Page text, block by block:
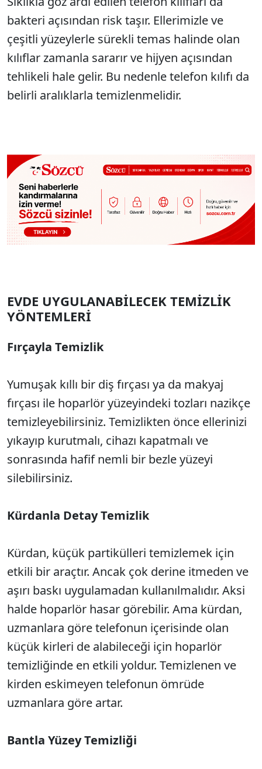
bakteri açısından risk taşır. Ellerimizle ve
çeşitli yüzeylerle sürekli temas halinde olan
kılıflar zamanla sararır ve hijyen açısından
tehlikeli hale gelir. Bu nedenle telefon kılıfı da
belirli aralıklarla temizlenmelidir.
EVDE UYGULANABİLECEK TEMİZLİK
YÖNTEMLERİ
Fırçayla Temizlik
Yumuşak kıllı bir diş fırçası ya da makyaj
fırçası ile hoparlör yüzeyindeki tozları nazikçe
temizleyebilirsiniz. Temizlikten önce ellerinizi
yıkayıp kurutmalı, cihazı kapatmalı ve
sonrasında hafif nemli bir bezle yüzeyi
silebilirsiniz.
Kürdanla Detay Temizlik
Kürdan, küçük partikülleri temizlemek için
etkili bir araçtır. Ancak çok derine itmeden ve
aşırı baskı uygulamadan kullanılmalıdır. Aksi
halde hoparlör hasar görebilir. Ama kürdan,
uzmanlara göre telefonun içerisinde olan
küçük kirleri de alabileceği için hoparlör
temizliğinde en etkili yoldur. Temizlenen ve
kirden eskimeyen telefonun ömrüde
uzmanlara göre artar.
Bantla Yüzey Temizliği